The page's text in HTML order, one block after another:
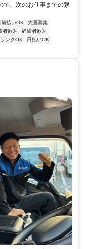
で、次のお仕事までの繋
前払いOK
大量募集
者歓迎
経験者歓迎
ンクOK
日払いOK